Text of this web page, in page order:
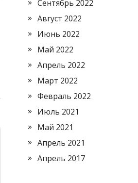
Сентябрь 2022
Август 2022
Июнь 2022
Май 2022
Апрель 2022
Март 2022
Февраль 2022
Июль 2021
Май 2021
Апрель 2021
Апрель 2017